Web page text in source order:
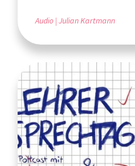
Audio Julian Kartmann